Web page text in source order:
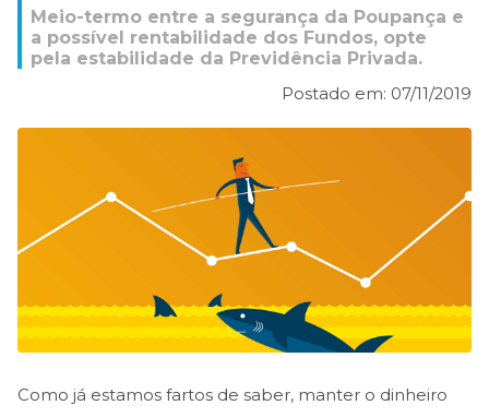
Meio-termo entre a segurança da Poupança e
a possível rentabilidade dos Fundos, opte
pela estabilidade da Previdência Privada.
Postado em: 07/11/2019
Como já estamos fartos de saber, manter o dinheiro